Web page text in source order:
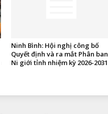
Ninh Bình: Hội nghị công bố
Quyết định và ra mắt Phân ban
Ni giới tỉnh nhiệm kỳ 2026-2031